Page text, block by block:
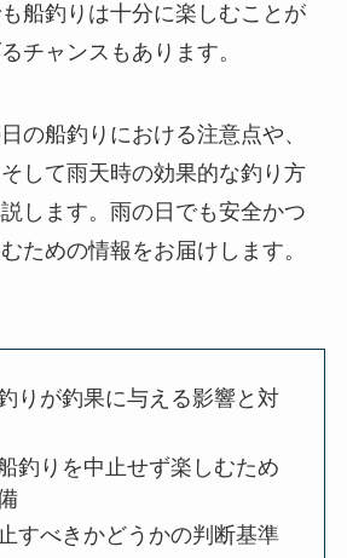
船釣りは十分に楽しむことが
チャンスもあります。
の船釣りにおける注意点や、
して雨天時の効果的な釣り方
します。雨の日でも安全かつ
ための情報をお届けします。
りが釣果に与える影響と対
釣りを中止せず楽しむため
すべきかどうかの判断基準